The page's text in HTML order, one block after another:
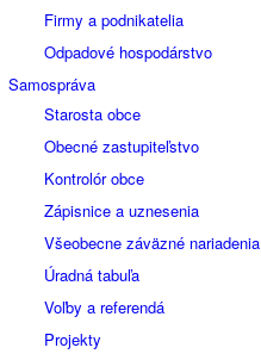
Firmy a podnikatelia
Odpadové hospodárstvo
Samospráva
Starosta obce
Obecné zastupiteľstvo
Kontrolór obce
Zápisnice a uznesenia
Všeobecne záväzné nariadenia
Úradná tabuľa
Voľby a referendá
Projekty